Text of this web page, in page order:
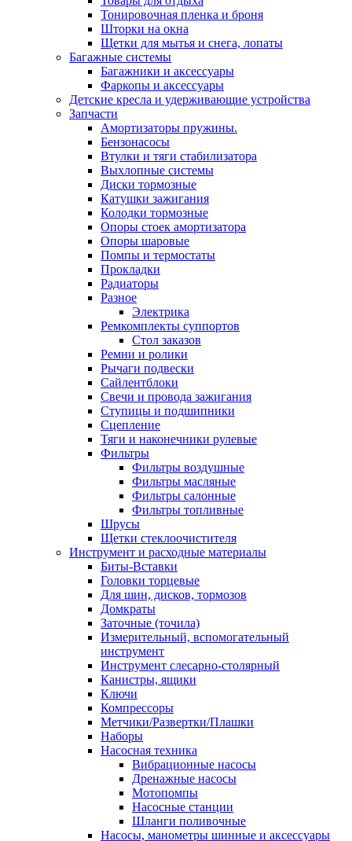
Тонировочная пленка и броня
Шторки на окна
Щетки для мытья и снега, лопаты
Багажные системы
Багажники и аксессуары
Фаркопы и аксессуары
Детские кресла и удерживающие устройства
Запчасти
Амортизаторы пружины.
Бензонасосы
Втулки и тяги стабилизатора
Выхлопные системы
Диски тормозные
Катушки зажигания
Колодки тормозные
Опоры стоек амортизатора
Опоры шаровые
Помпы и термостаты
Прокладки
Радиаторы
Разное
Электрика
Ремкомплекты суппортов
Стол заказов
Ремни и ролики
Рычаги подвески
Сайлентблоки
Свечи и провода зажигания
Ступицы и подшипники
Сцепление
Тяги и наконечники рулевые
Фильтры
Фильтры воздушные
Фильтры масляные
Фильтры салонные
Фильтры топливные
Шрусы
Щетки стеклоочистителя
Инструмент и расходные материалы
Биты-Вставки
Головки торцевые
Для шин, дисков, тормозов
Домкраты
Заточные (точила)
Измерительный, вспомогательный
инструмент
Инструмент слесарно-столярный
Канистры, ящики
Ключи
Компрессоры
Метчики/Развертки/Плашки
Наборы
Насосная техника
Вибрационные насосы
Дренажные насосы
Мотопомпы
Насосные станции
Шланги поливочные
Насосы, манометры шинные и аксессуары